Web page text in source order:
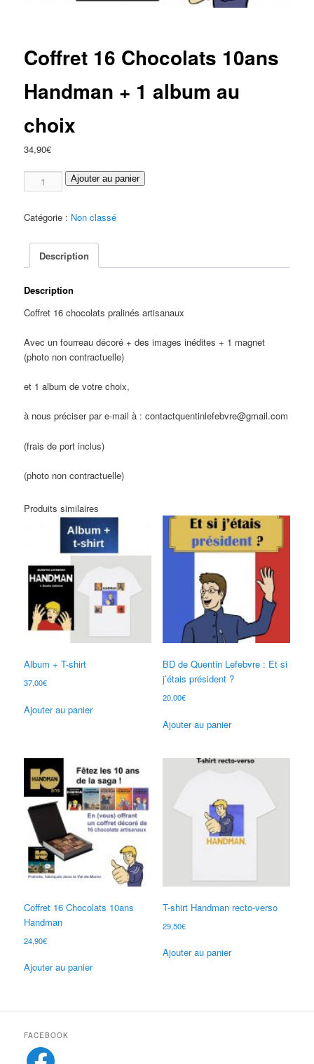
Coffret 16 Chocolats 10ans
Handman + 1 album au
choix
34,90€
quantité
de
16
10ans
Handman
1
album
choix
Ajouter au panier
Catégorie : Non classé
Description
Description
Coffret 16 chocolats pralinés artisanaux
Avec un fourreau décoré + des images inédites + 1 magnet
(photo non contractuelle)
et 1 album de votre choix,
à nous préciser par e-mail à : contactquentinlefebvre@gmail.com
(frais de port inclus)
(photo non contractuelle)
Produits similaires
Album + T-shirt
37,00€
Ajouter au panier
BD de Quentin Lefebvre : Et si
j’étais président ?
20,00€
Ajouter au panier
Coffret 16 Chocolats 10ans
Handman
24,90€
Ajouter au panier
T-shirt Handman recto-verso
29,50€
Ajouter au panier
FACEBOOK
Facebook